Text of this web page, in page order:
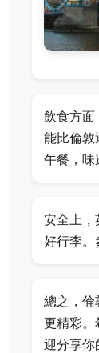
飲食方面
能比倫
午餐，味
安全上，
好行李。
總之，倫
更精彩。
迎分享你